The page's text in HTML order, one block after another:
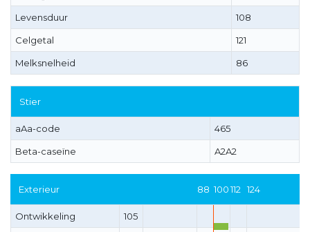
Levensduur 108
Celgetal 121
Melksnelheid 86
Stier
aAa-code 465
Beta-caseïne A2A2
Exterieur 88 100112 124
Ontwikkeling 105